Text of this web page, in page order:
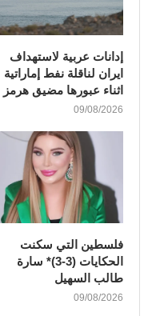
إدانات عربية لاستهداف
ايران لناقلة نفط إماراتية
اثناء عبورها مضيق هرمز
09/08/2026
فلسطين التي سكنت
الحكايات (3-3)* سارة
طالب السهيل
09/08/2026